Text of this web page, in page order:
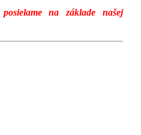
na základe našej